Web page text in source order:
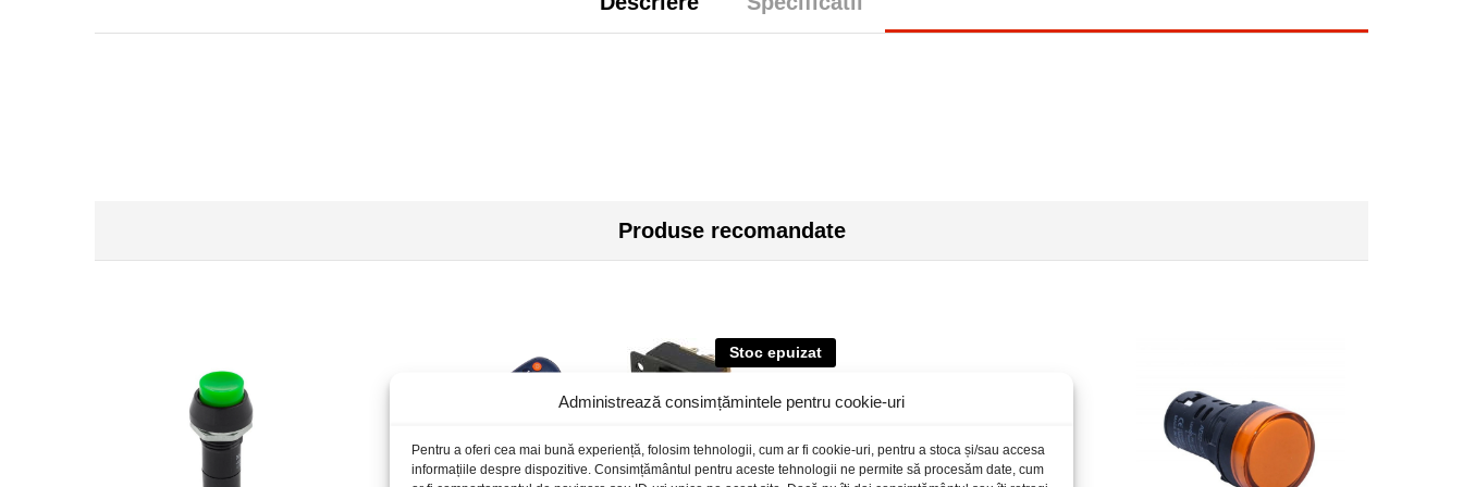
Administrează consimțămintele pentru cookie-uri
Pentru a oferi cea mai bună experiență, folosim tehnologii, cum ar fi cookie-uri, pentru a stoca și/sau accesa
informațiile despre dispozitive. Consimțământul pentru aceste tehnologii ne permite să procesăm date, cum
Produse recomandate
Stoc epuizat